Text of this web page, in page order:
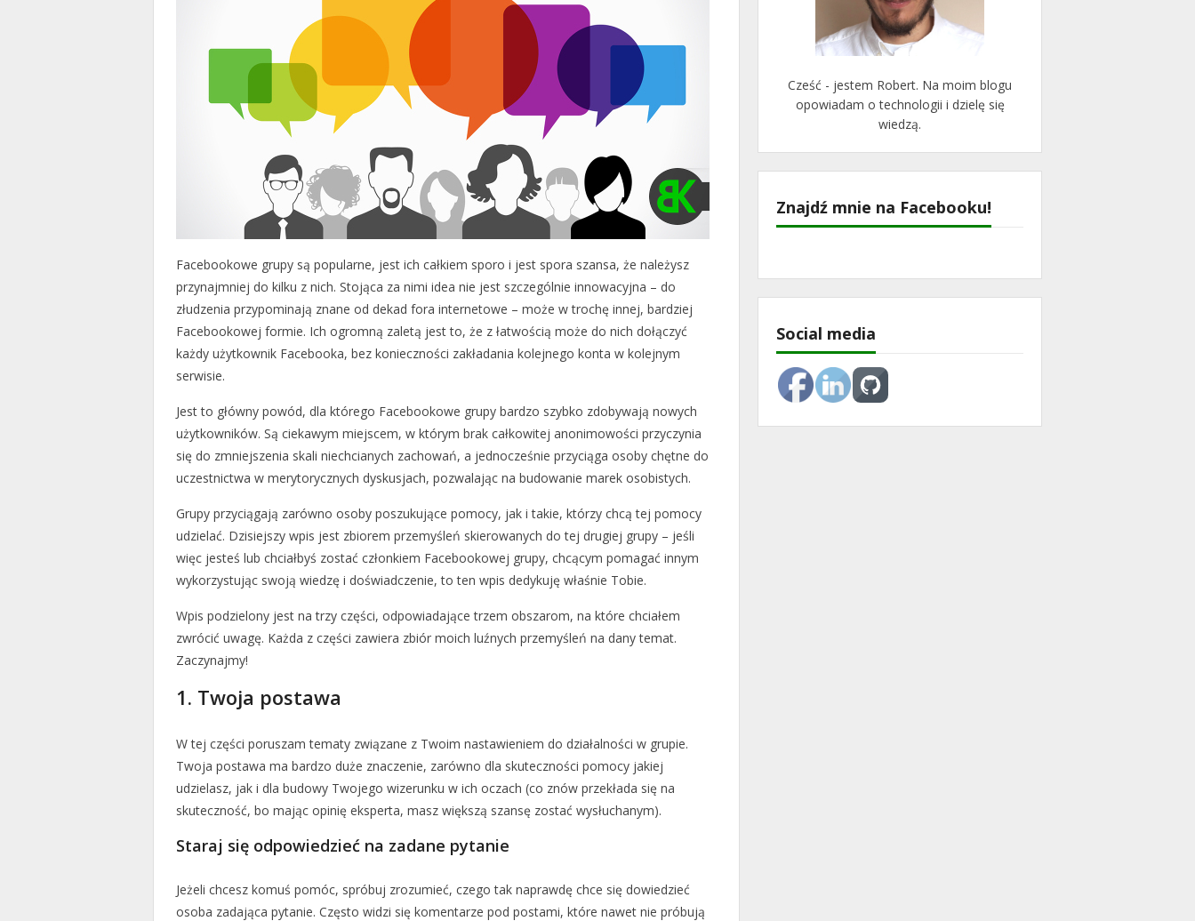
Facebookowe grupy są popularne, jest ich całkiem sporo i jest spora szansa, że należysz
przynajmniej do kilku z nich. Stojąca za nimi idea nie jest szczególnie innowacyjna – do
złudzenia przypominają znane od dekad fora internetowe – może w trochę innej, bardziej
Facebookowej formie. Ich ogromną zaletą jest to, że z łatwością może do nich dołączyć
każdy użytkownik Facebooka, bez konieczności zakładania kolejnego konta w kolejnym
serwisie.
Jest to główny powód, dla którego Facebookowe grupy bardzo szybko zdobywają nowych
użytkowników. Są ciekawym miejscem, w którym brak całkowitej anonimowości przyczynia
się do zmniejszenia skali niechcianych zachowań, a jednocześnie przyciąga osoby chętne do
uczestnictwa w merytorycznych dyskusjach, pozwalając na budowanie marek osobistych.
Grupy przyciągają zarówno osoby poszukujące pomocy, jak i takie, którzy chcą tej pomocy
udzielać. Dzisiejszy wpis jest zbiorem przemyśleń skierowanych do tej drugiej grupy – jeśli
więc jesteś lub chciałbyś zostać członkiem Facebookowej grupy, chcącym pomagać innym
wykorzystując swoją wiedzę i doświadczenie, to ten wpis dedykuję właśnie Tobie.
Wpis podzielony jest na trzy części, odpowiadające trzem obszarom, na które chciałem
zwrócić uwagę. Każda z części zawiera zbiór moich luźnych przemyśleń na dany temat.
Zaczynajmy!
1. Twoja postawa
W tej części poruszam tematy związane z Twoim nastawieniem do działalności w grupie.
Twoja postawa ma bardzo duże znaczenie, zarówno dla skuteczności pomocy jakiej
udzielasz, jak i dla budowy Twojego wizerunku w ich oczach (co znów przekłada się na
skuteczność, bo mając opinię eksperta, masz większą szansę zostać wysłuchanym).
Staraj się odpowiedzieć na zadane pytanie
Jeżeli chcesz komuś pomóc, spróbuj zrozumieć, czego tak naprawdę chce się dowiedzieć
osoba zadająca pytanie. Często widzi się komentarze pod postami, które nawet nie próbują
Cześć - jestem Robert. Na moim blogu
opowiadam o technologii i dzielę się
wiedzą.
Znajdź mnie na Facebooku!
Social media